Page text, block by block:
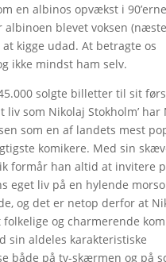
en albinos opvækst i
albinoen blevet voksen
kigge udad. At betragte os
ikke mindst ham selv.
solgte billetter til sit
liv som Nikolaj Stokholm’ har
som en af landets mest
komikere. Med sin
formår han altid at invitere
eget liv på en hylende
og det er netop derfor at
og charmerende
sin aldeles karakteristiske
både på tv-skærmen og på